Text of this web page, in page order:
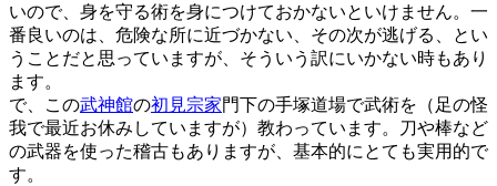
いので、身を守る術を身につけておかないといけません。一
番良いのは、危険な所に近づかない、その次が逃げる、とい
うことだと思っていますが、そういう訳にいかない時もあり
ます。
で、この武神館の初見宗家門下の手塚道場で武術を（足の怪
我で最近お休みしていますが）教わっています。刀や棒など
の武器を使った稽古もありますが、基本的にとても実用的で
す。